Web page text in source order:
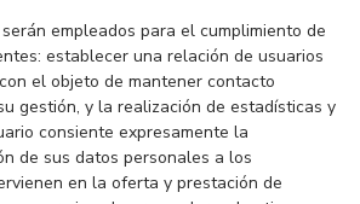
empleados para el cumplimiento de
establecer una relación de usuarios
el objeto de mantener contacto
gestión, y la realización de estadísticas y
consiente expresamente la
de sus datos personales a los
en la oferta y prestación de